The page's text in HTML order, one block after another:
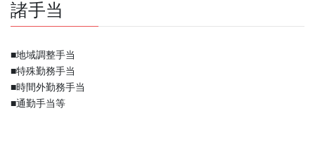
諸手当
■地域調整手当
■特殊勤務手当
■時間外勤務手当
■通勤手当等